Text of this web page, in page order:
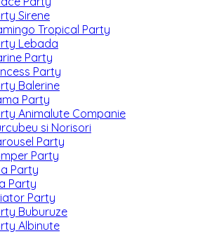
Sirene
Tropical Party
Lebada
Party
Party
Balerine
Party
Animalute Companie
si Norisori
Party
Party
Party
Party
Party
Buburuze
Albinute